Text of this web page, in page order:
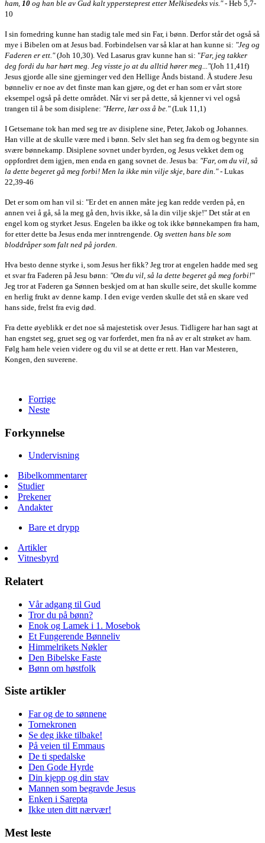
ham, 10 og han ble av Gud kalt yppersteprest etter Melkisedeks vis."- Heb 5,7-
10
I sin fornedring kunne han stadig tale med sin Far, i bønn. Derfor står det også så
mye i Bibelen om at Jesus bad. Forbindelsen var så klar at han kunne si: "Jeg og
Faderen er ett."(Joh 10,30). Ved Lasarus grav kunne han si: "Far, jeg takker
deg fordi du har hørt meg. Jeg visste jo at du alltid hører meg..."(Joh 11,41f)
Jesus gjorde alle sine gjerninger ved den Hellige Ånds bistand. Å studere Jesu
bønneliv er noe av det finste man kan gjøre, og det er han som er vårt store
eksempel også på dette området. Når vi ser på dette, så kjenner vi vel også
trangen til å be som disiplene: "Herre, lær oss å be."(Luk 11,1)
I Getsemane tok han med seg tre av disiplene sine, Peter, Jakob og Johannes.
Han ville at de skulle være med i bønn. Selv slet han seg fra dem og begynte sin
svære bønnekamp. Disiplene sovnet under byrden, og Jesus vekket dem og
oppfordret dem igjen, men enda en gang sovnet de. Jesus ba: "Far, om du vil, så
la dette begeret gå meg forbi! Men la ikke min vilje skje, bare din."- Lukas
22,39-46
Det er som om han vil si: "Er det en annen måte jeg kan redde verden på, en
annen vei å gå, så la meg gå den, hvis ikke, så la din vilje skje!" Det står at en
engel kom og styrket Jesus. Engelen ba ikke og tok ikke bønnekampen fra ham,
for etter dette ba Jesus enda mer inntrengende. Og svetten hans ble som
bloddråper som falt ned på jorden.
Hva besto denne styrke i, som Jesus her fikk? Jeg tror at engelen hadde med seg
et svar fra Faderen på Jesu bønn: "Om du vil, så la dette begeret gå meg forbi!"
Jeg tror at Faderen ga Sønnen beskjed om at han skulle seire, det skulle komme
en herlig frukt av denne kamp. I den evige verden skulle det stå en skare ved
hans side, frelst fra evig død.
Fra dette øyeblikk er det noe så majestetisk over Jesus. Tidligere har han sagt at
han engstet seg, gruet seg og var forferdet, men fra nå av er alt strøket av ham.
Følg ham hele veien videre og du vil se at dette er rett. Han var Mesteren,
Kongen, den suverene.
Forrige
Neste
Forkynnelse
Undervisning
Bibelkommentarer
Studier
Prekener
Andakter
Bare et drypp
Artikler
Vitnesbyrd
Relatert
Vår adgang til Gud
Tror du på bønn?
Enok og Lamek i 1. Mosebok
Et Fungerende Bønneliv
Himmelrikets Nøkler
Den Bibelske Faste
Bønn om høstfolk
Siste artikler
Far og de to sønnene
Tornekronen
Se deg ikke tilbake!
På veien til Emmaus
De ti spedalske
Den Gode Hyrde
Din kjepp og din stav
Mannen som begravde Jesus
Enken i Sarepta
Ikke uten ditt nærvær!
Mest leste